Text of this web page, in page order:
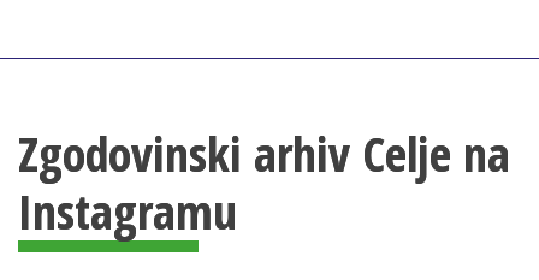
Zgodovinski arhiv Celje na
Instagramu